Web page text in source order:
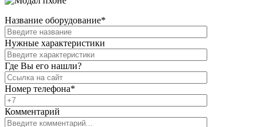
Название оборудование*
Нужные характеристики
Где Вы его нашли?
Номер телефона*
Комментарий